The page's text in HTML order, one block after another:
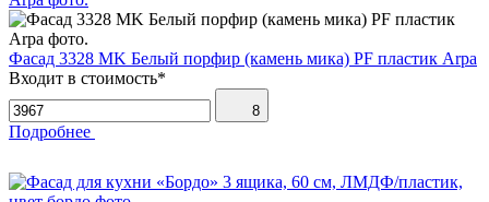
Фасад 3328 MK Белый порфир (камень мика) PF пластик Arpa
Входит в стоимость*
8
Подробнее